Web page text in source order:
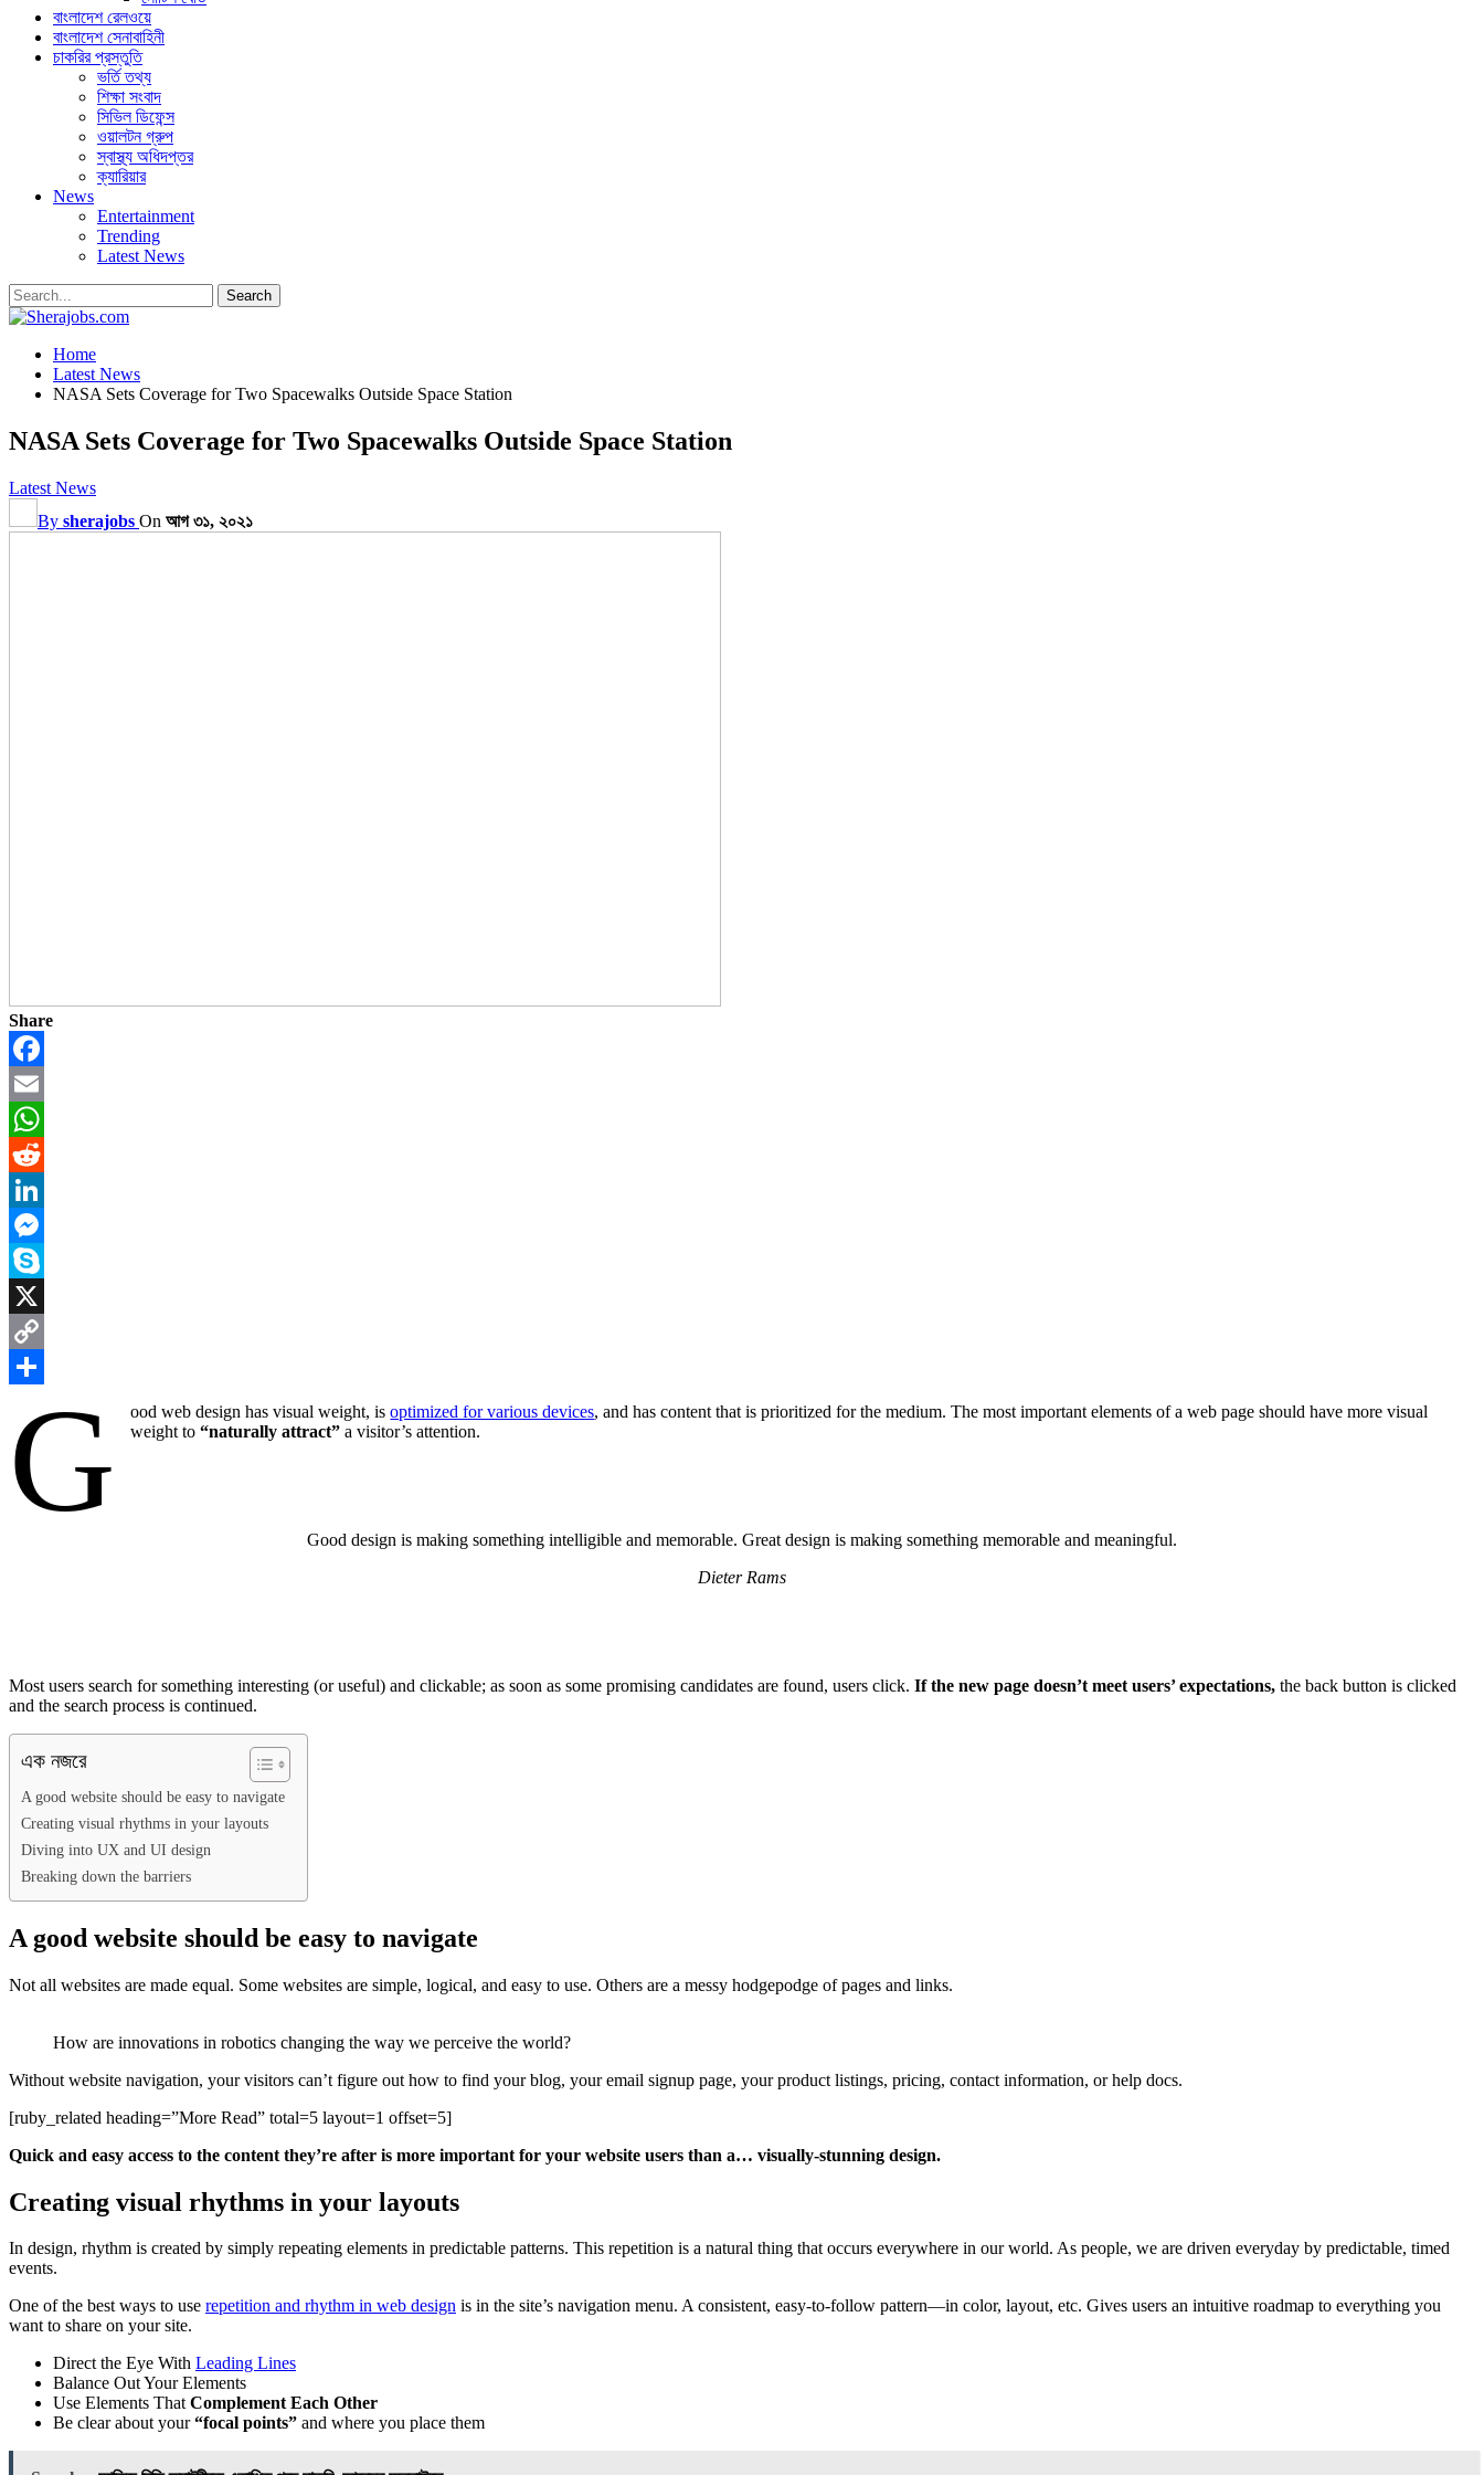
বাংলাদেশ রেলওয়ে
বাংলাদেশ সেনাবাহিনী
চাকরির প্রস্তুতি
ভর্তি তথ্য
শিক্ষা সংবাদ
সিভিল ডিফেন্স
ওয়ালটন গ্রুপ
স্বাস্থ্য অধিদপ্তর
ক্যারিয়ার
News
Entertainment
Trending
Latest News
Home
Latest News
NASA Sets Coverage for Two Spacewalks Outside Space Station
NASA Sets Coverage for Two Spacewalks Outside Space Station
Latest News
By sherajobs On আগ ৩১, ২০২১
Share
Facebook
Email
WhatsApp
Reddit
LinkedIn
Messenger
Skype
X
Copy
G ood web design has visual weight, isoptimized for various devices, and has content that is prioritized for the medium. The most important elements of a web page should have more visual
weight to“naturally attract” a visitor’s attention.
Good design is making something intelligible and memorable. Great design is making something memorable and meaningful.
Dieter Rams
Most users search for something interesting (or useful) and clickable; as soon as some promising candidates are found, users click. If the new page doesn’t meet users’ expectations, the back button is clicked
and the search process is continued.
এক নজরে
A good website should be easy to navigate
Creating visual rhythms in your layouts
Diving into UX and UI design
Breaking down the barriers
A good website should be easy to navigate
Not all websites are made equal. Some websites are simple, logical, and easy to use. Others are a messy hodgepodge of pages and links.
How are innovations in robotics changing the way we perceive the world?
Without website navigation, your visitors can’t figure out how to find your blog, your email signup page, your product listings, pricing, contact information, or help docs.
[ruby_related heading=”More Read” total=5 layout=1 offset=5]
Quick and easy access to the content they’re after is more important for your website users than a… visually-stunning design.
Creating visual rhythms in your layouts
In design, rhythm is created by simply repeating elements in predictable patterns. This repetition is a natural thing that occurs everywhere in our world. As people, we are driven everyday by predictable, timed
events.
One of the best ways to use repetition and rhythm in web design is in the site’s navigation menu. A consistent, easy-to-follow pattern—in color, layout, etc. Gives users an intuitive roadmap to everything you
want to share on your site.
Direct the Eye With Leading Lines
Balance Out Your Elements
Use Elements ThatComplement Each Other
Be clear about your“focal points” and where you place them